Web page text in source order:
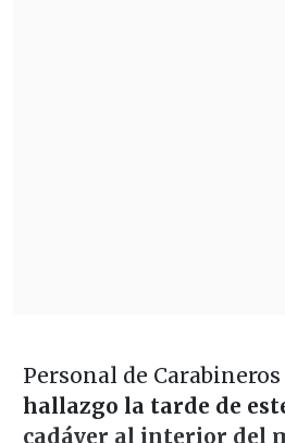
Personal de
hallazgo la tarde de
cadáver al interior del